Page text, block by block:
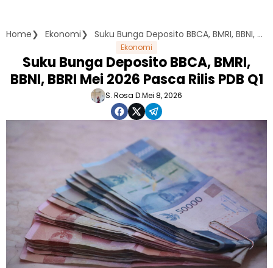
Home Ekonomi Suku Bunga Deposito BBCA, BMRI, BBNI, BBRI Mei 2026 Pasca Rilis PDB Q1
Ekonomi
Suku Bunga Deposito BBCA, BMRI,
BBNI, BBRI Mei 2026 Pasca Rilis PDB Q1
S. Rosa D.Mei 8, 2026